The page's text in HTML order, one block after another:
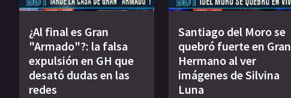
¿Al final es Gran
"Armado"?: la falsa
expulsión en GH que
desató dudas en las
redes
Santiago del Moro se
quebró fuerte en Gran
Hermano al ver
imágenes de Silvina
Luna